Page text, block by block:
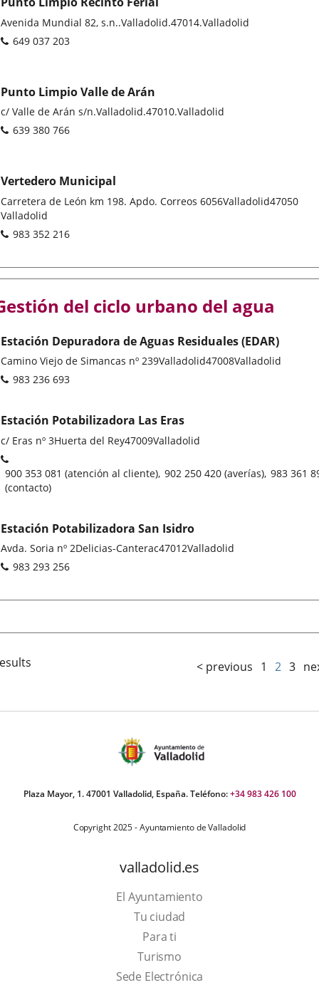
Postal
address
Avenida Mundial 82, s.n..Valladolid.47014.Valladolid
Phones
649 037 203
Punto Limpio Valle de Arán
Postal
address
c/ Valle de Arán s/n.Valladolid.47010.Valladolid
Phones
639 380 766
Vertedero Municipal
Postal
address
Carretera de León km 198. Apdo. Correos 6056Valladolid47050
Valladolid
Phones
983 352 216
del ciclo urbano del agua
Estación Depuradora de Aguas Residuales (EDAR)
Postal
address
Camino Viejo de Simancas nº 239Valladolid47008Valladolid
Phones
983 236 693
Estación Potabilizadora Las Eras
Postal
address
c/ Eras nº 3Huerta del Rey47009Valladolid
Phones
900 353 081 (atención al cliente) 902 250 420 (averías) 983 361
(contacto)
Estación Potabilizadora San Isidro
Postal
address
Avda. Soria nº 2Delicias-Canterac47012Valladolid
Phones
983 293 256
< previous 1 2 3
Plaza Mayor, 1. 47001 Valladolid, España. Teléfono:+34 983 426 100
Copyright 2025 - Ayuntamiento de Valladolid
valladolid.es
El Ayuntamiento
Tu ciudad
Para ti
TurismoThis
link
Sede Electrónica